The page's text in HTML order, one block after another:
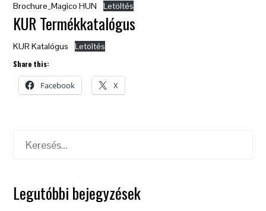
Brochure_Magico HUN Letöltés
KUR Termékkatalógus
KUR Katalógus Letöltés
Share this:
Facebook X
Keresés:
Legutóbbi bejegyzések